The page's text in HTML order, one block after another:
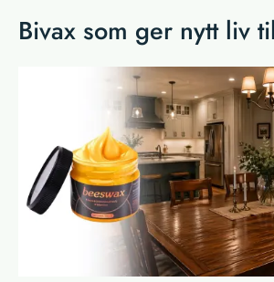
Bivax som ger nytt liv